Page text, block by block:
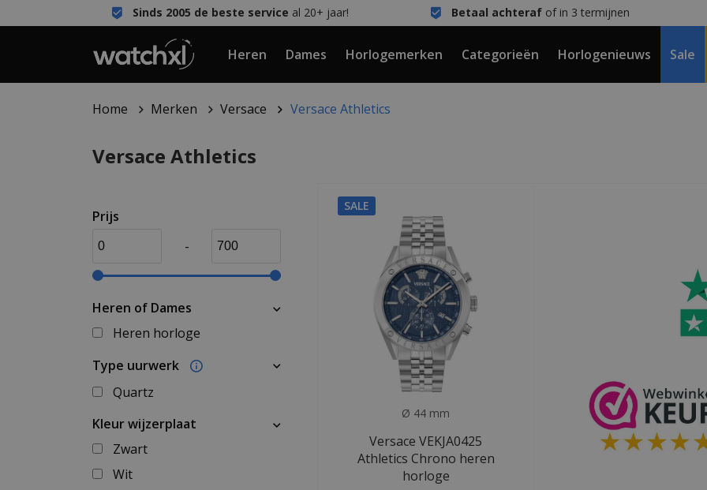
Sinds 2005 de beste service al 20+ jaar! Betaal achterafof in 3 termijnen
Heren Dames Horlogemerken Categorieën Horlogenieuws Sale
Home Merken Versace Versace Athletics
Versace Athletics
Prijs
-
Heren of Dames
Heren horloge
Type uurwerk
Quartz
Kleur wijzerplaat
Zwart
Wit
SALE
Ø 44 mm
Versace VEKJA0425
Athletics Chrono heren
horloge